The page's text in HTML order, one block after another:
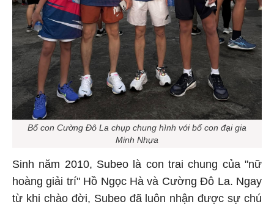
Bố con Cường Đô La chụp chung hình với bố con đại gia
Minh Nhựa
Sinh năm 2010, Subeo là con trai chung của "nữ
hoàng giải trí" Hồ Ngọc Hà và Cường Đô La. Ngay
từ khi chào đời, Subeo đã luôn nhận được sự chú